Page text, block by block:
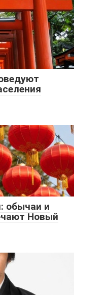
обычаи и
Новый